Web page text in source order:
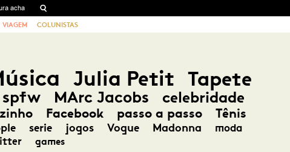
VIAGEM COLUNISTAS
Julia Petit Tapete
spfw MArc Jacobs
celebridade
Facebook passo a passo Tênis
serie jogos Vogue Madonna
moda
games